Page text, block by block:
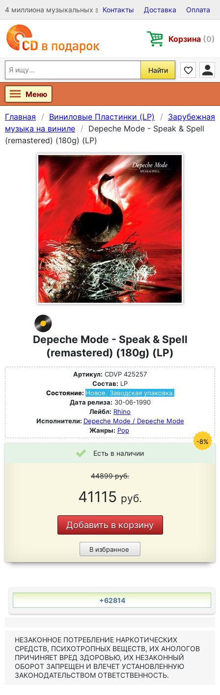
4 миллиона музыкальных записей на Виниле, CD и DVD
Контакты Доставка Оплата
Корзина (0)
Найти
Меню
Главная Виниловые Пластинки (LP)
Зарубежная
музыка на виниле
Depeche Mode - Speak & Spell
(remastered) (180g) (LP)
Depeche Mode - Speak & Spell
(remastered) (180g) (LP)
Артикул: CDVP 425257
Состав: LP
Состояние: Новое. Заводская упаковка.
Дата релиза: 30-06-1990
Лейбл: Rhino
Исполнители: Depeche Mode / Depeche Mode
Жанры: Pop
Есть в наличии
44899руб.
41115 руб.
Добавить в корзину
В избранное
-8%
+62814
НЕЗАКОННОЕ ПОТРЕБЛЕНИЕ НАРКОТИЧЕСКИХ
СРЕДСТВ, ПСИХОТРОПНЫХ ВЕЩЕСТВ, ИХ АНОЛОГОВ
ПРИЧИНЯЕТ ВРЕД ЗДОРОВЬЮ, ИХ НЕЗАКОННЫЙ
ОБОРОТ ЗАПРЕЩЕН И ВЛЕЧЕТ УСТАНОВЛЕННУЮ
ЗАКОНОДАТЕЛЬСТВОМ ОТВЕТСТВЕННОСТЬ.